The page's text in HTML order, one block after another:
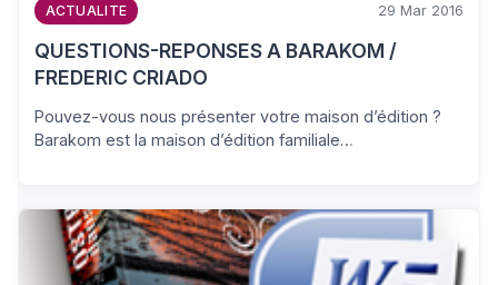
ACTUALITE 29 Mar 2016
QUESTIONS-REPONSES A BARAKOM /
FREDERIC CRIADO
Pouvez-vous nous présenter votre maison d’édition ?
Barakom est la maison d’édition familiale…